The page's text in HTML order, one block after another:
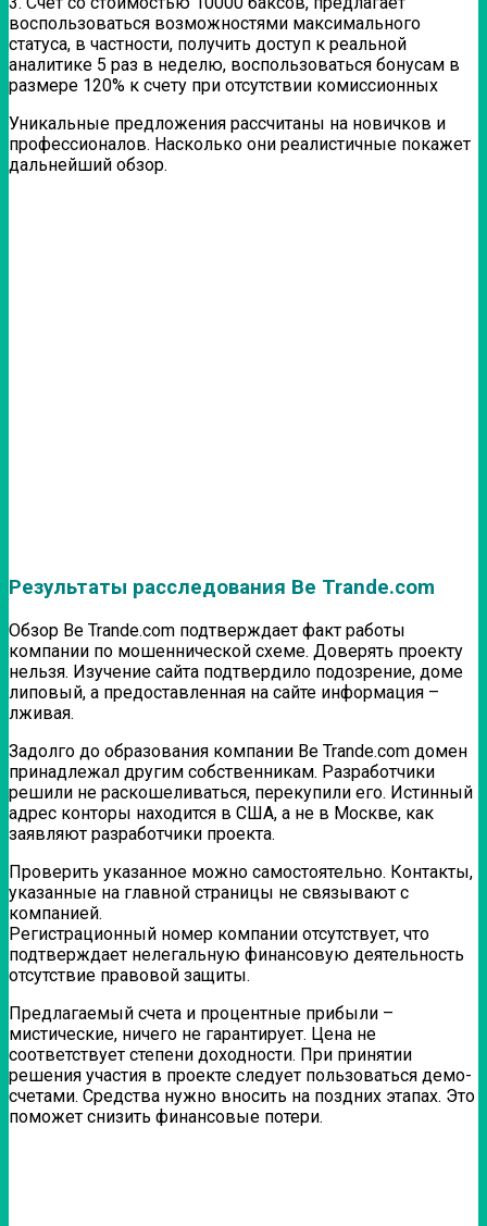
воспользоваться возможностями максимального
статуса, в частности, получить доступ к реальной
аналитике 5 раз в неделю, воспользоваться бонусам в
размере 120% к счету при отсутствии комиссионных
Уникальные предложения рассчитаны на новичков и
профессионалов. Насколько они реалистичные покажет
дальнейший обзор.
Результаты расследования Be Trande.com
Обзор Be Trande.com подтверждает факт работы
компании по мошеннической схеме. Доверять проекту
нельзя. Изучение сайта подтвердило подозрение, доме
липовый, а предоставленная на сайте информация –
лживая.
Задолго до образования компании Be Trande.com домен
принадлежал другим собственникам. Разработчики
решили не раскошеливаться, перекупили его. Истинный
адрес конторы находится в США, а не в Москве, как
заявляют разработчики проекта.
Проверить указанное можно самостоятельно. Контакты,
указанные на главной страницы не связывают с
компанией.
Регистрационный номер компании отсутствует, что
подтверждает нелегальную финансовую деятельность
отсутствие правовой защиты.
Предлагаемый счета и процентные прибыли –
мистические, ничего не гарантирует. Цена не
соответствует степени доходности. При принятии
решения участия в проекте следует пользоваться демо-
счетами. Средства нужно вносить на поздних этапах. Это
поможет снизить финансовые потери.